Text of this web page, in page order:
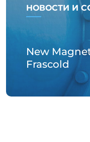
НОВОСТИ И
New
Frascold